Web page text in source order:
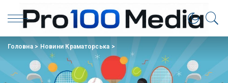
Головна> Новини Краматорська >